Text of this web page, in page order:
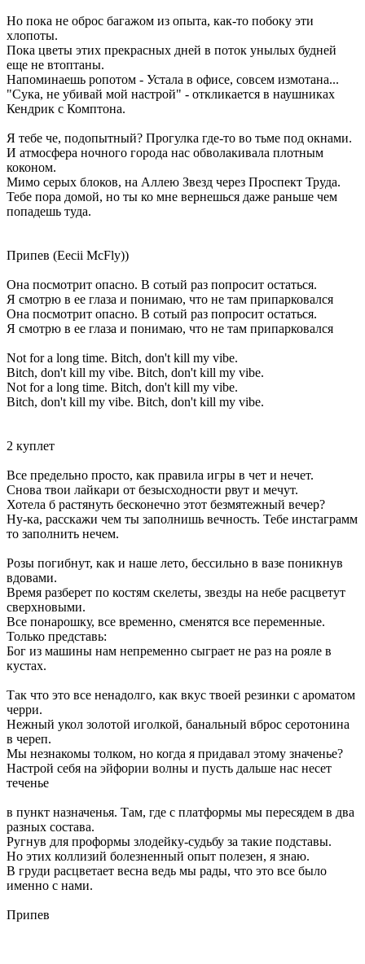
Но пока не оброс багажом из опыта, как-то побоку эти
хлопоты.
Пока цветы этих прекрасных дней в поток унылых будней
еще не втоптаны.
Напоминаешь ропотом - Устала в офисе, совсем измотана...
"Сука, не убивай мой настрой" - откликается в наушниках
Кендрик с Комптона.
Я тебе че, подопытный? Прогулка где-то во тьме под окнами.
И атмосфера ночного города нас обволакивала плотным
коконом.
Мимо серых блоков, на Аллею Звезд через Проспект Труда.
Тебе пора домой, но ты ко мне вернешься даже раньше чем
попадешь туда.
Припев (Eecii McFly))
Она посмотрит опасно. В сотый раз попросит остаться.
Я смотрю в ее глаза и понимаю, что не там припарковался
Она посмотрит опасно. В сотый раз попросит остаться.
Я смотрю в ее глаза и понимаю, что не там припарковался
Not for a long time. Bitch, don't kill my vibe.
Bitch, don't kill my vibe. Bitch, don't kill my vibe.
Not for a long time. Bitch, don't kill my vibe.
Bitch, don't kill my vibe. Bitch, don't kill my vibe.
2 куплет
Все предельно просто, как правила игры в чет и нечет.
Снова твои лайкари от безысходности рвут и мечут.
Хотела б растянуть бесконечно этот безмятежный вечер?
Ну-ка, расскажи чем ты заполнишь вечность. Тебе инстаграмм
то заполнить нечем.
Розы погибнут, как и наше лето, бессильно в вазе поникнув
вдовами.
Время разберет по костям скелеты, звезды на небе расцветут
сверхновыми.
Все понарошку, все временно, сменятся все переменные.
Только представь:
Бог из машины нам непременно сыграет не раз на рояле в
кустах.
Так что это все ненадолго, как вкус твоей резинки с ароматом
черри.
Нежный укол золотой иголкой, банальный вброс серотонина
в череп.
Мы незнакомы толком, но когда я придавал этому значенье?
Настрой себя на эйфории волны и пусть дальше нас несет
теченье
в пункт назначенья. Там, где с платформы мы пересядем в два
разных состава.
Ругнув для проформы злодейку-судьбу за такие подставы.
Но этих коллизий болезненный опыт полезен, я знаю.
В груди расцветает весна ведь мы рады, что это все было
именно с нами.
Припев